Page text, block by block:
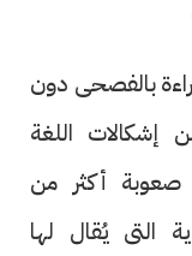
بالفصحى دون
إشكالات اللغة
صعوبة أكثر من
التى يُقال لها